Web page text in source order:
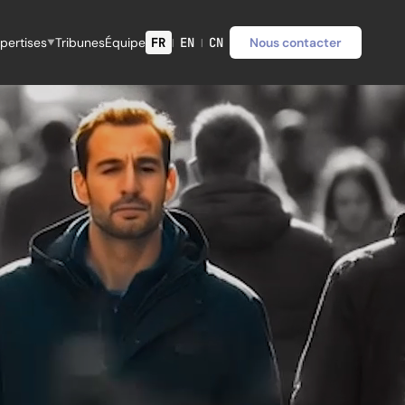
▼TribunesÉquipe FR | EN | CN Nous contacter